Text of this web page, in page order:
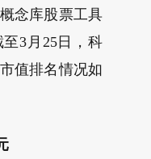
念库股票工具
3月25日，科
值排名情况如